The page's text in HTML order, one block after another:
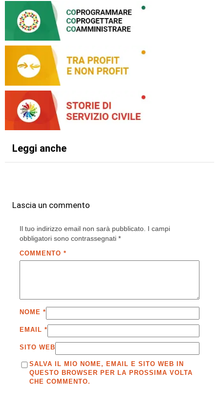
Leggi anche
Lascia un commento
Il tuo indirizzo email non sarà pubblicato. I campi
obbligatori sono contrassegnati *
COMMENTO *
NOME *
EMAIL *
SITO WEB
SALVA IL MIO NOME, EMAIL E SITO WEB IN
QUESTO BROWSER PER LA PROSSIMA VOLTA
CHE COMMENTO.